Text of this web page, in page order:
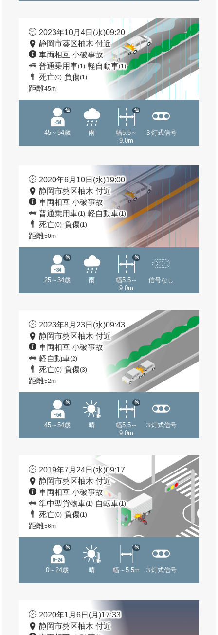
2023年10月4日(水)09:20
静岡市葵区柚木 付近
車両相互 小破事故
普通乗用車(1) 軽自動車(1)
死亡(0) 負傷(1)
距離45m
45～54歳
他
雨
幅5.5～
9.0m
他
３灯式信号
2020年6月10日(水)19:00
静岡市葵区柚木 付近
車両相互 小破事故
普通乗用車(1) 軽自動車(1)
死亡(0) 負傷(1)
距離50m
25～34歳
他
雨
幅5.5～
9.0m
他
信号なし
2023年8月23日(水)09:43
静岡市葵区柚木 付近
車両相互 小破事故
軽自動車(2)
死亡(0) 負傷(3)
距離52m
45～54歳
他
晴
幅5.5～
9.0m
他
３灯式信号
2019年7月24日(水)09:17
静岡市葵区柚木 付近
車両相互 小破事故
準中型貨物車(1) 自転車(1)
死亡(0) 負傷(1)
距離56m
0～24歳
他
晴 幅～5.5m
他
３灯式信号
2020年1月6日(月)17:33
静岡市葵区柚木 付近